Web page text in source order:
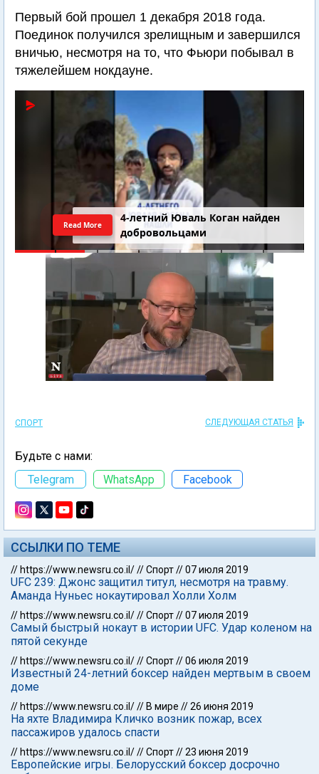
Первый бой прошел 1 декабря 2018 года.
Поединок получился зрелищным и завершился
вничью, несмотря на то, что Фьюри побывал в
тяжелейшем нокдауне.
4-летний Юваль Коган найден
добровольцами
Read More
СПОРТ СЛЕДУЮЩАЯ СТАТЬЯ
Будьте с нами:
Telegram
WhatsApp Facebook
ССЫЛКИ ПО ТЕМЕ
// https://www.newsru.co.il///Спорт//07 июля 2019
UFC 239: Джонс защитил титул, несмотря на травму.
Аманда Нуньес нокаутировал Холли Холм
// https://www.newsru.co.il///Спорт//07 июля 2019
Самый быстрый нокаут в истории UFC. Удар коленом на
пятой секунде
// https://www.newsru.co.il///Спорт//06 июля 2019
Известный 24-летний боксер найден мертвым в своем
доме
// https://www.newsru.co.il/// В мире //26 июня 2019
На яхте Владимира Кличко возник пожар, всех
пассажиров удалось спасти
// https://www.newsru.co.il///Спорт//23 июня 2019
Европейские игры. Белорусский боксер досрочно